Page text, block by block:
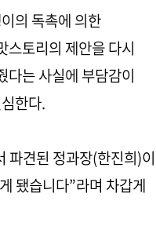
의 독촉에 의한
스토리의 제안을 다시
다는 사실에 부담감이
한다.
파견된 정과장(한진희)이
됐습니다”라며 차갑게